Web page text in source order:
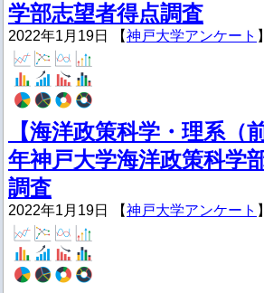
学部志望者得点調査
2022年1月19日 【神戸大学アンケート 】
【海洋政策科学・理系（
年神戸大学海洋政策科学
調査
2022年1月19日 【神戸大学アンケート 】